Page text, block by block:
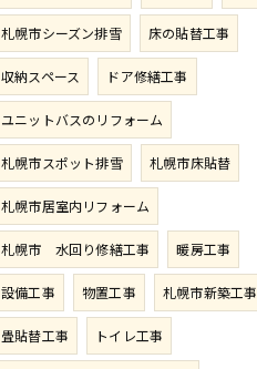
札幌市シーズン排雪 床の貼替工事
収納スペース ドア修繕工事
ユニットバスのリフォーム
札幌市スポット排雪 札幌市床貼替
札幌市居室内リフォーム
札幌市 水回り修繕工事 暖房工事
設備工事 物置工事 札幌市新築工事
畳貼替工事 トイレ工事